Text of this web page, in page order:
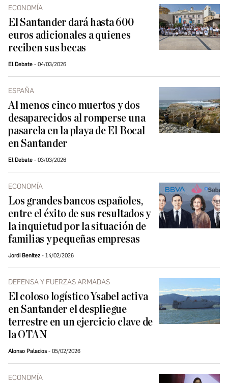
ECONOMÍA
El Santander dará hasta 600
euros adicionales a quienes
reciben sus becas
El Debate 04/03/2026
ESPAÑA
Al menos cinco muertos y dos
desaparecidos al romperse una
pasarela en la playa de El Bocal
en Santander
El Debate 03/03/2026
ECONOMÍA
Los grandes bancos españoles,
entre el éxito de sus resultados y
la inquietud por la situación de
familias y pequeñas empresas
Jordi Benítez 14/02/2026
DEFENSA Y FUERZAS ARMADAS
El coloso logístico Ysabel activa
en Santander el despliegue
terrestre en un ejercicio clave de
la OTAN
Alonso Palacios 05/02/2026
ECONOMÍA